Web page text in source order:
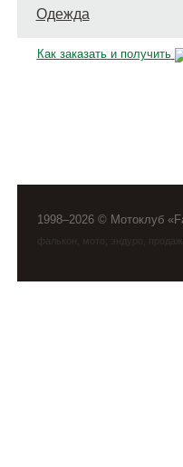
Одежда
Как заказать и получить
1998–2026 © Мотоклуб
фалькон мото эндуро ,